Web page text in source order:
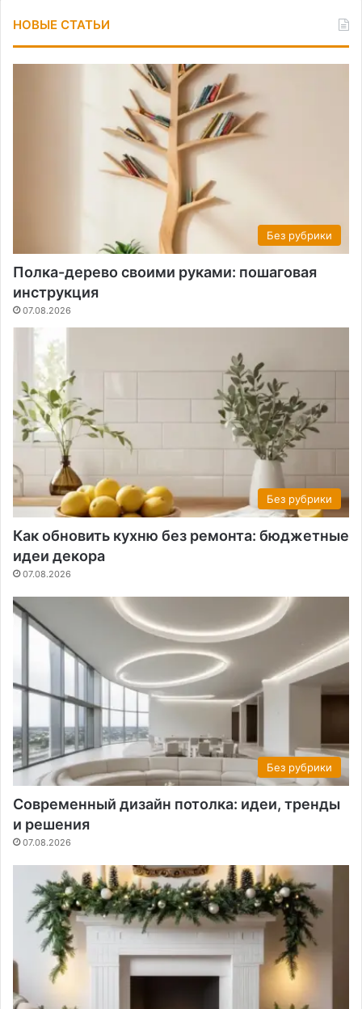
НОВЫЕ СТАТЬИ
Без рубрики
Полка-дерево своими руками: пошаговая
инструкция
07.08.2026
Без рубрики
Как обновить кухню без ремонта: бюджетные
идеи декора
07.08.2026
Без рубрики
Современный дизайн потолка: идеи, тренды
и решения
07.08.2026